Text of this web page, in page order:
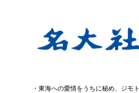
・東海への愛情をうちに秘め、ジモト